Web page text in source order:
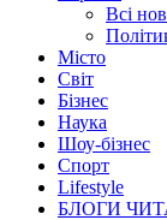
Всі
Місто
Світ
Бізнес
Наука
Шоу-бізнес
Спорт
Lifestyle
БЛОГИ